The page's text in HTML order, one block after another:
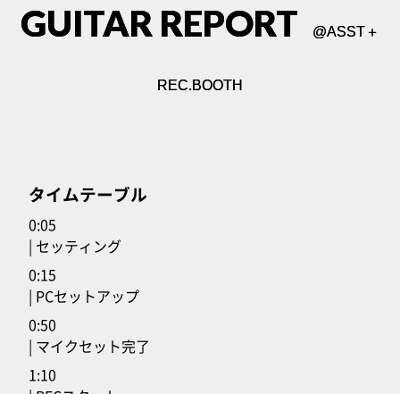
GUITAR REPORT @ASST＋
REC.BOOTH
タイムテーブル
0:05
| セッティング
0:15
| PCセットアップ
0:50
| マイクセット完了
1:10